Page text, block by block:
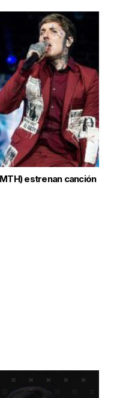
estrenan canción